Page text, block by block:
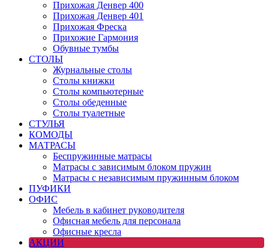
Прихожая Денвер 400
Прихожая Денвер 401
Прихожая Фреска
Прихожие Гармония
Обувные тумбы
СТОЛЫ
Журнальные столы
Столы книжки
Столы компьютерные
Столы обеденные
Столы туалетные
СТУЛЬЯ
КОМОДЫ
МАТРАСЫ
Беспружинные матрасы
Матрасы с зависимым блоком пружин
Матрасы с независимым пружинным блоком
ПУФИКИ
ОФИС
Мебель в кабинет руководителя
Офисная мебель для персонала
Офисные кресла
АКЦИИ